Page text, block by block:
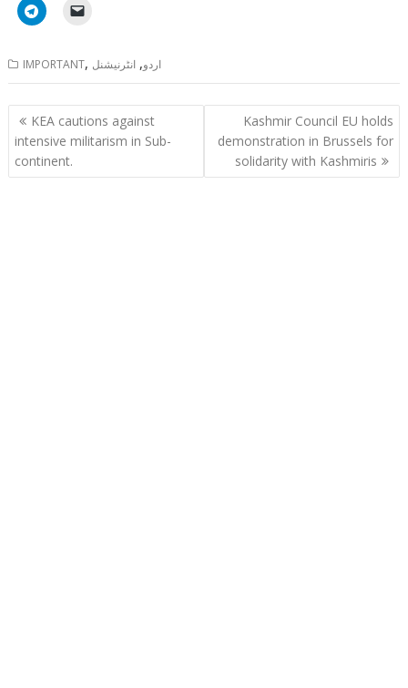
IMPORTANT, اردو, انٹرنیشنل
Post
navigation
KEA cautions against
intensive militarism in Sub-
continent.
Kashmir Council EU holds
demonstration in Brussels for
solidarity with Kashmiris